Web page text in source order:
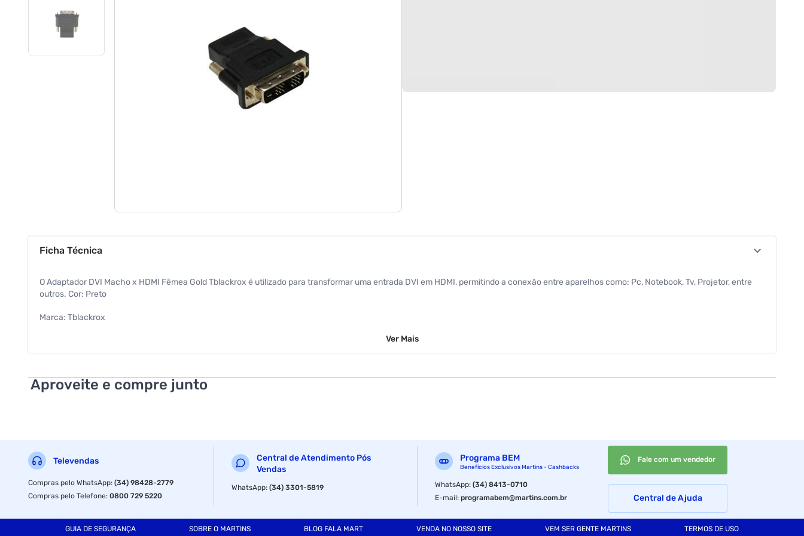
Ficha Técnica
O Adaptador DVI Macho x HDMI Fêmea Gold Tblackrox é utilizado para transformar uma entrada DVI em HDMI, permitindo a conexão entre aparelhos como: Pc, Notebook, Tv, Projetor, entre
outros. Cor: Preto
Marca: Tblackrox
Altura do adaptador: 4 centímetros
Cor
Ver Mais
Aproveite e compre junto
Televendas
Compras pelo WhatsApp:(34) 98428-2779
Compras pelo Telefone:0800 729 5220
Central de Atendimento Pós
Vendas
WhatsApp:(34) 3301-5819
Programa BEM
Benefícios Exclusivos Martins - Cashbacks
WhatsApp:(34) 8413-0710
E-mail:programabem@martins.com.br
Fale com um vendedor
Central de Ajuda
GUIA DE SEGURANÇA SOBRE O MARTINS BLOG FALA MART VENDA NO NOSSO SITE VEM SER GENTE MARTINS TERMOS DE USO